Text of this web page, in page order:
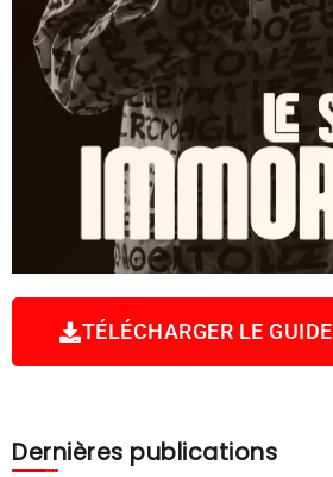
TÉLÉCHARGER LE GUIDE
Dernières publications